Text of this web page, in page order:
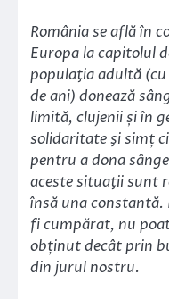
România se află în
Europa la capitolul
populaţia adultă
de ani) donează
limită, clujenii și în
solidaritate şi simț
pentru a dona
aceste situaţii sunt
însă una constantă.
fi cumpărat, nu
obținut decât prin
din jurul nostru.